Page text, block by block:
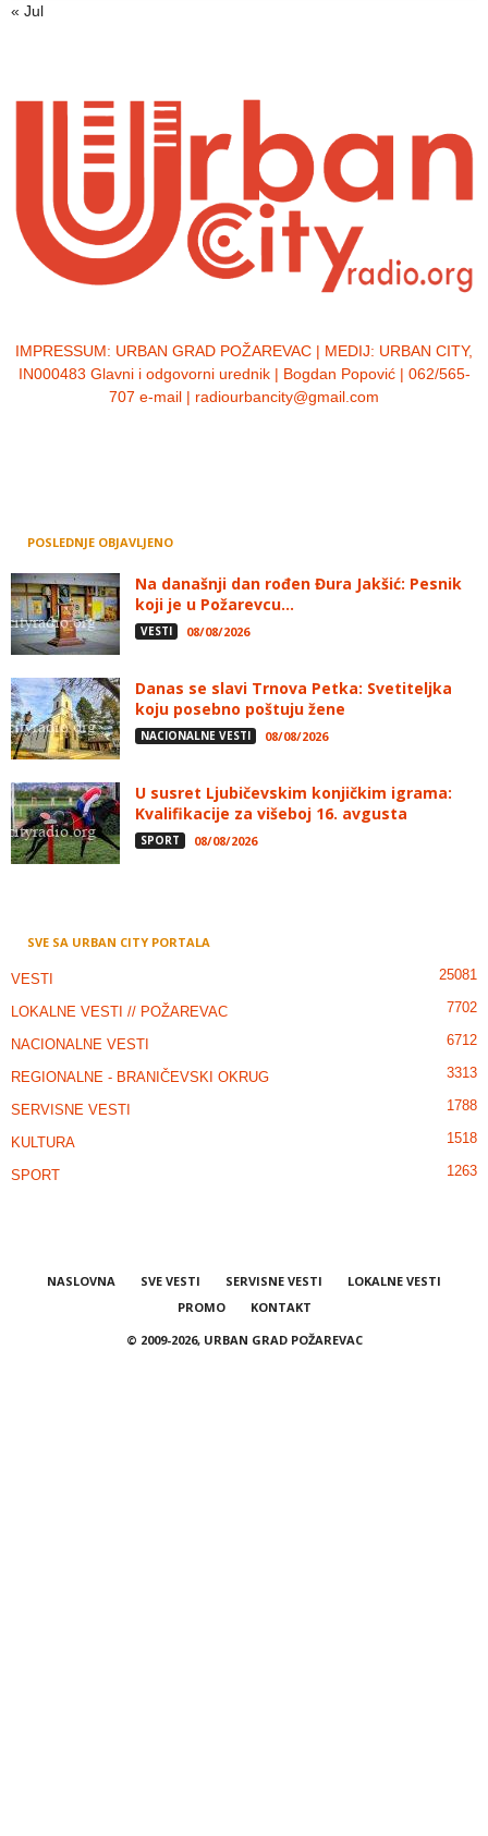
« Jul
IMPRESSUM: URBAN GRAD POŽAREVAC | MEDIJ: URBAN CITY,
IN000483 Glavni i odgovorni urednik | Bogdan Popović | 062/565-
707 e-mail | radiourbancity@gmail.com
POSLEDNJE OBJAVLJENO
Na današnji dan rođen Đura Jakšić: Pesnik
koji je u Požarevcu...
VESTI 08/08/2026
Danas se slavi Trnova Petka: Svetiteljka
koju posebno poštuju žene
NACIONALNE VESTI 08/08/2026
U susret Ljubičevskim konjičkim igrama:
Kvalifikacije za višeboj 16. avgusta
SPORT 08/08/2026
SVE SA URBAN CITY PORTALA
VESTI 25081
LOKALNE VESTI // POŽAREVAC 7702
NACIONALNE VESTI 6712
REGIONALNE - BRANIČEVSKI OKRUG 3313
SERVISNE VESTI 1788
KULTURA 1518
SPORT 1263
NASLOVNA SVE VESTI SERVISNE VESTI
LOKALNE VESTI
PROMO
KONTAKT
© 2009-2026, URBAN GRAD POŽAREVAC